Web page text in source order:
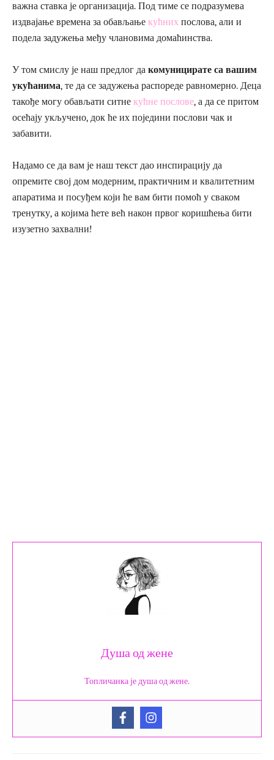
важна ставка је организација. Под тиме се подразумева
издвајање времена за обављање кућних послова, али и
подела задужења међу члановима домаћинства.
У том смислу је наш предлог да комуницирате са вашим
укућанима, те да се задужења распореде равномерно. Деца
такође могу обављати ситне кућне послове, а да се притом
осећају укључено, док ће их поједини послови чак и
забавити.
Надамо се да вам је наш текст дао инспирацију да
опремите свој дом модерним, практичним и квалитетним
апаратима и посуђем који ће вам бити помоћ у сваком
тренутку, а којима ћете већ након првог коришћења бити
изузетно захвални!
Душа од жене
Топличанка је душа од жене.